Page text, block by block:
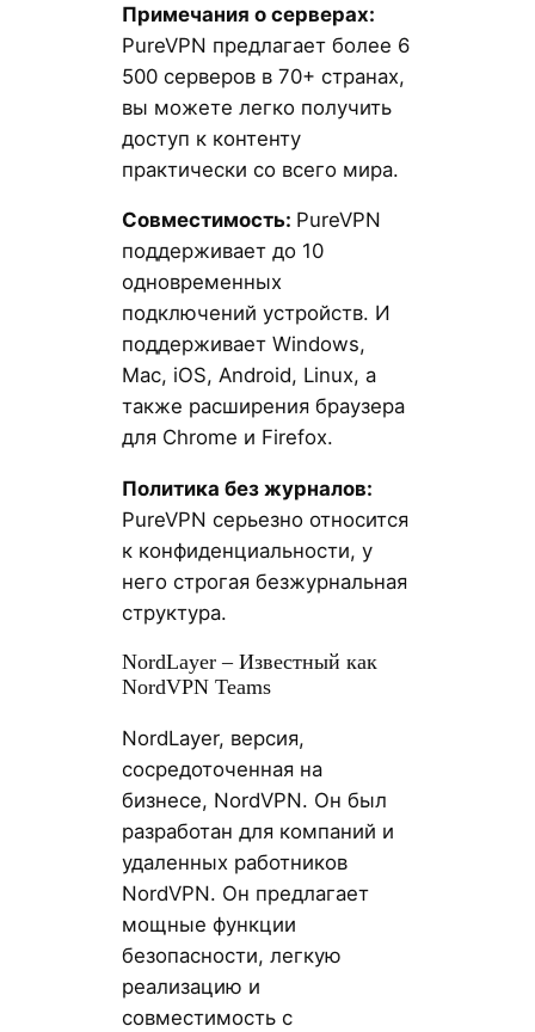
Примечания о серверах:
PureVPN предлагает более 6
500 серверов в 70+ странах,
вы можете легко получить
доступ к контенту
практически со всего мира.
Совместимость: PureVPN
поддерживает до 10
одновременных
подключений устройств. И
поддерживает Windows,
Mac, iOS, Android, Linux, а
также расширения браузера
для Chrome и Firefox.
Политика без журналов:
PureVPN серьезно относится
к конфиденциальности, у
него строгая безжурнальная
структура.
NordLayer – Известный как
NordVPN Teams
NordLayer, версия,
сосредоточенная на
бизнесе, NordVPN. Он был
разработан для компаний и
удаленных работников
NordVPN. Он предлагает
мощные функции
безопасности, легкую
реализацию и
совместимость с